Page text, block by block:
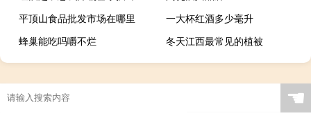
平顶山食品批发市场在哪里
一大杯红酒多少毫升
蜂巢能吃吗嚼不烂
冬天江西最常见的植被
☚